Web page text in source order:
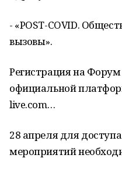
- «POST-COVID.
вызовы».
Регистрация на
официальной
live.com…
28 апреля для
мероприятий